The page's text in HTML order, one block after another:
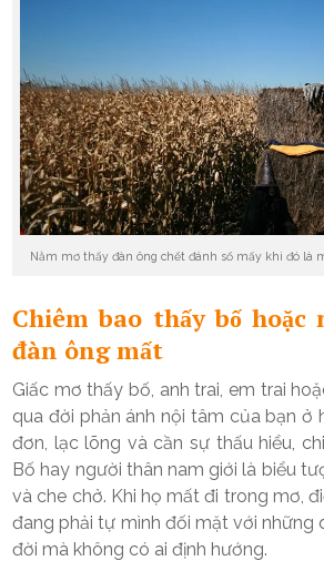
Nằm mơ thấy đàn ông chết đánh số mấy khi đó là
Chiêm bao thấy bố
đàn ông mất
Giấc mơ thấy bố, anh trai, em trai
qua đời phản ánh nội tâm của bạn ở
đơn, lạc lõng và cần sự thấu hiểu,
Bố hay người thân nam giới là biểu
và che chở. Khi họ mất đi trong mơ,
đang phải tự mình đối mặt với những
đời mà không có ai định hướng.